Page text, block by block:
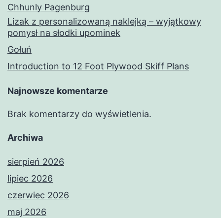
Chhunly Pagenburg
Lizak z personalizowaną naklejką – wyjątkowy
pomysł na słodki upominek
Gołuń
Introduction to 12 Foot Plywood Skiff Plans
Najnowsze komentarze
Brak komentarzy do wyświetlenia.
Archiwa
sierpień 2026
lipiec 2026
czerwiec 2026
maj 2026